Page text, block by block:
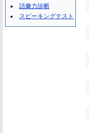
語彙力診断
スピーキングテスト